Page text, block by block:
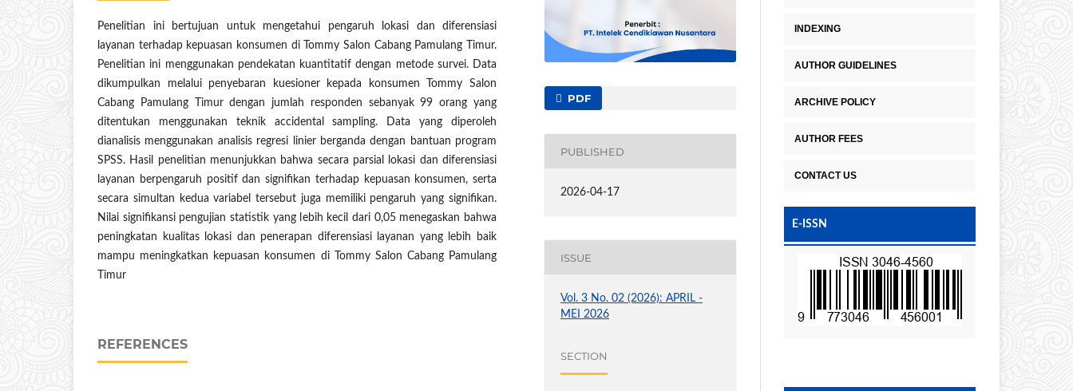
Penelitian ini bertujuan untuk mengetahui pengaruh lokasi dan diferensiasi
layanan terhadap kepuasan konsumen di Tommy Salon Cabang Pamulang Timur.
Penelitian ini menggunakan pendekatan kuantitatif dengan metode survei. Data
dikumpulkan melalui penyebaran kuesioner kepada konsumen Tommy Salon
Cabang Pamulang Timur dengan jumlah responden sebanyak 99 orang yang
ditentukan menggunakan teknik accidental sampling. Data yang diperoleh
dianalisis menggunakan analisis regresi linier berganda dengan bantuan program
SPSS. Hasil penelitian menunjukkan bahwa secara parsial lokasi dan diferensiasi
layanan berpengaruh positif dan signifikan terhadap kepuasan konsumen, serta
secara simultan kedua variabel tersebut juga memiliki pengaruh yang signifikan.
Nilai signifikansi pengujian statistik yang lebih kecil dari 0,05 menegaskan bahwa
peningkatan kualitas lokasi dan penerapan diferensiasi layanan yang lebih baik
mampu meningkatkan kepuasan konsumen di Tommy Salon Cabang Pamulang
Timur
REFERENCES
PDF
PUBLISHED
2026-04-17
ISSUE
Vol. 3 No. 02 (2026): APRIL -
MEI 2026
SECTION
INDEXING
AUTHOR GUIDELINES
ARCHIVE POLICY
AUTHOR FEES
CONTACT US
E-ISSN